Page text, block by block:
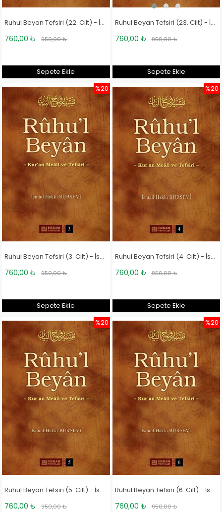
Ruhul Beyan Tefsiri (22. Cilt) - İsmail Hakkı Bursevi
760,00 ₺ 950,00 ₺
Sepete Ekle
Ruhul Beyan Tefsiri (23. Cilt) - İsmail Hakkı Bursevi
760,00 ₺ 950,00 ₺
Sepete Ekle
Ruhul Beyan Tefsiri (3. Cilt) - İsmail Hakkı Bursevi
760,00 ₺ 950,00 ₺
Sepete Ekle
%20
Ruhul Beyan Tefsiri (4. Cilt) - İsmail Hakkı Bursevi
760,00 ₺ 950,00 ₺
Sepete Ekle
%20
Ruhul Beyan Tefsiri (5. Cilt) - İsmail Hakkı Bursevi
760,00 ₺ 950,00 ₺
%20
Ruhul Beyan Tefsiri (6. Cilt) - İsmail Hakkı Bursevi
760,00 ₺ 950,00 ₺
%20